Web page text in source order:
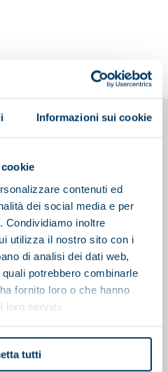
Informazioni sui cookie
contenuti ed
dei social media e per
Condividiamo inoltre
utilizza il nostro sito con i
di analisi dei dati web,
potrebbero combinarle
fornito loro o che hanno
loro servizi.
tutti
interesar